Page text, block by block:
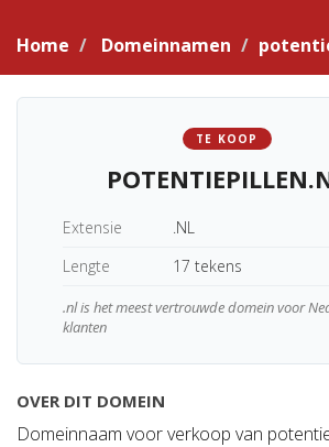
Home Domeinnamen
TE KOOP
Extensie
.NL
Lengte
17 tekens
.nl is het meest vertrouwde domein voor
klanten
OVER DIT DOMEIN
Domeinnaam voor verkoop van